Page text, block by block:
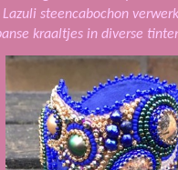
Lazuli steencabochon
kraaltjes in diverse